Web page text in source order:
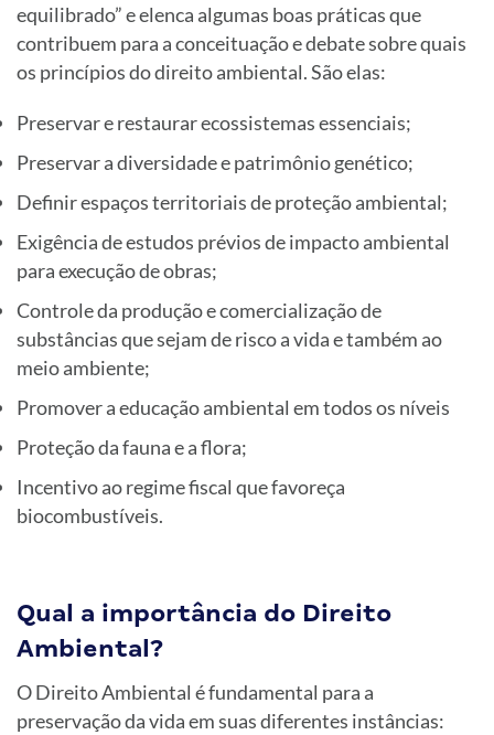
equilibrado” e elenca algumas boas práticas que
contribuem para a conceituação e debate sobre quais
os princípios do direito ambiental. São elas:
Preservar e restaurar ecossistemas essenciais;
Preservar a diversidade e patrimônio genético;
Definir espaços territoriais de proteção ambiental;
Exigência de estudos prévios de impacto ambiental
para execução de obras;
Controle da produção e comercialização de
substâncias que sejam de risco a vida e também ao
meio ambiente;
Promover a educação ambiental em todos os níveis
Proteção da fauna e a flora;
Incentivo ao regime fiscal que favoreça
biocombustíveis.
Qual a importância do Direito
Ambiental?
O Direito Ambiental é fundamental para a
preservação da vida em suas diferentes instâncias: